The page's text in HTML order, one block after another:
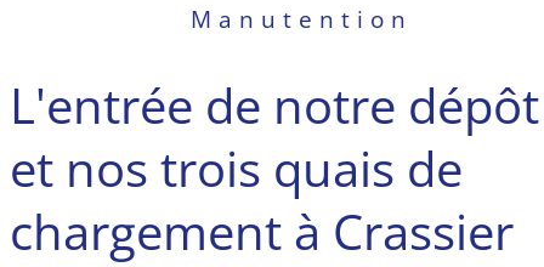
Manutention
L'entrée de notre dépôt
et nos trois quais de
chargement à Crassier